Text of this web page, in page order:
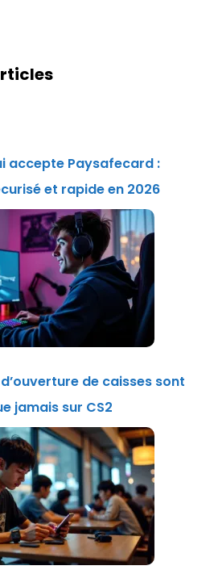
accepte Paysafecard :
et rapide en 2026
de caisses sont
jamais sur CS2